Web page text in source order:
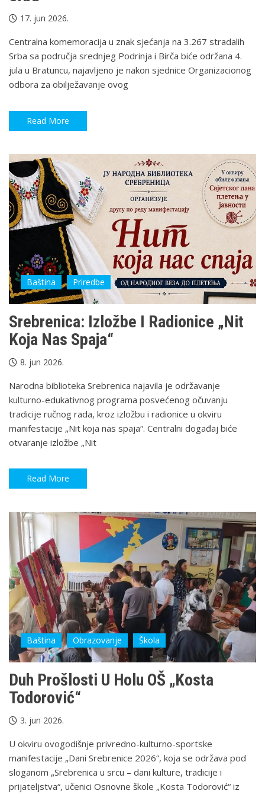
17. jun 2026.
Centralna komemoracija u znak sjećanja na 3.267 stradalih
Srba sa područja srednjeg Podrinja i Birča biće održana 4.
jula u Bratuncu, najavljeno je nakon sjednice Organizacionog
odbora za obilježavanje ovog
Read More
Baština Priredbe
Srebrenica: Izložbe I Radionice „Nit
Koja Nas Spaja“
8. jun 2026.
Narodna biblioteka Srebrenica najavila je održavanje
kulturno-edukativnog programa posvećenog očuvanju
tradicije ručnog rada, kroz izložbu i radionice u okviru
manifestacije „Nit koja nas spaja“. Centralni događaj biće
otvaranje izložbe „Nit
Read More
Baština Obrazovanje Škola
Duh Prošlosti U Holu OŠ „Kosta
Todorović“
3. jun 2026.
U okviru ovogodišnje privredno-kulturno-sportske
manifestacije „Dani Srebrenice 2026“, koja se održava pod
sloganom „Srebrenica u srcu – dani kulture, tradicije i
prijateljstva“, učenici Osnovne škole „Kosta Todorović“ iz